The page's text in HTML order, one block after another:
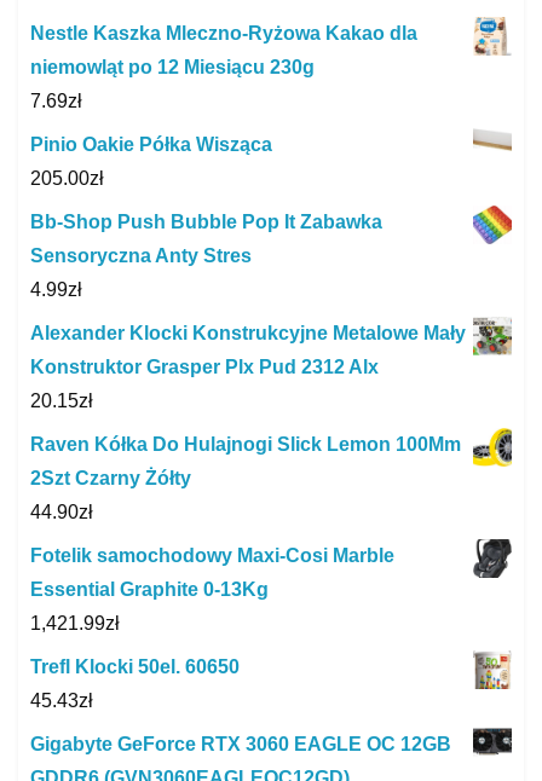
Nestle Kaszka Mleczno-Ryżowa Kakao dla
niemowląt po 12 Miesiącu 230g
7.69zł
Pinio Oakie Półka Wisząca
205.00zł
Bb-Shop Push Bubble Pop It Zabawka
Sensoryczna Anty Stres
4.99zł
Alexander Klocki Konstrukcyjne Metalowe Mały
Konstruktor Grasper Plx Pud 2312 Alx
20.15zł
Raven Kółka Do Hulajnogi Slick Lemon 100Mm
2Szt Czarny Żółty
44.90zł
Fotelik samochodowy Maxi-Cosi Marble
Essential Graphite 0-13Kg
1,421.99zł
Trefl Klocki 50el. 60650
45.43zł
Gigabyte GeForce RTX 3060 EAGLE OC 12GB